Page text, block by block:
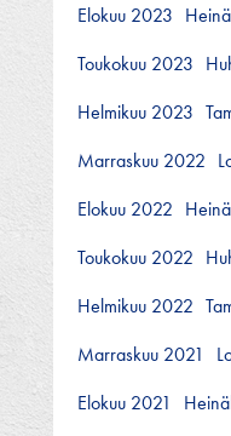
Elokuu 2023
Toukokuu 2023
Helmikuu 2023
Marraskuu 2022
Elokuu 2022
Toukokuu 2022
Helmikuu 2022
Marraskuu 2021
Elokuu 2021